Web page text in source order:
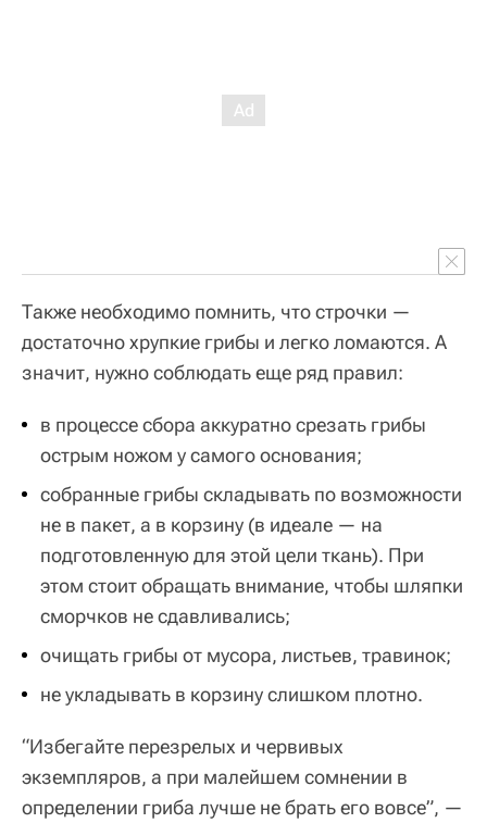
Также необходимо помнить, что строчки —
достаточно хрупкие грибы и легко ломаются. А
значит, нужно соблюдать еще ряд правил:
в процессе сбора аккуратно срезать грибы
острым ножом у самого основания;
собранные грибы складывать по возможности
не в пакет, а в корзину (в идеале — на
подготовленную для этой цели ткань). При
этом стоит обращать внимание, чтобы шляпки
сморчков не сдавливались;
очищать грибы от мусора, листьев, травинок;
не укладывать в корзину слишком плотно.
“Избегайте перезрелых и червивых
экземпляров, а при малейшем сомнении в
определении гриба лучше не брать его вовсе”, —